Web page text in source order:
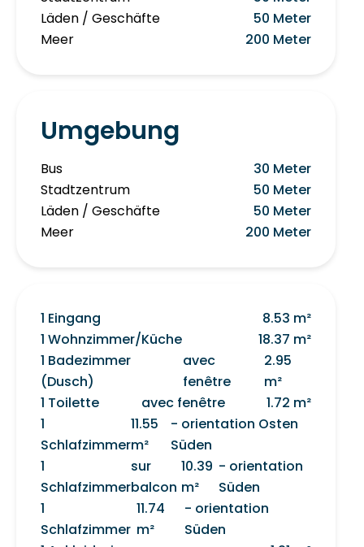
Läden / Geschäfte
50 Meter
Meer
200 Meter
Umgebung
Bus
30 Meter
Stadtzentrum
50 Meter
Läden / Geschäfte
50 Meter
Meer
200 Meter
1 Eingang
8.53 m²
1 Wohnzimmer/Küche
18.37 m²
1 Badezimmer
(Dusch)
avec
fenêtre
2.95
m²
1 Toilette
avec fenêtre
1.72 m²
1
Schlafzimmer
11.55
m²
- orientation Osten
Süden
1
Schlafzimmer
sur
balcon
10.39
m²
- orientation
Süden
1
Schlafzimmer
11.74
m²
- orientation
Süden